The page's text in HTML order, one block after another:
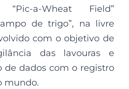
a-Wheat Field”
de trigo”, na livre
com o objetivo de
das lavouras e
de dados com o registro
mundo.